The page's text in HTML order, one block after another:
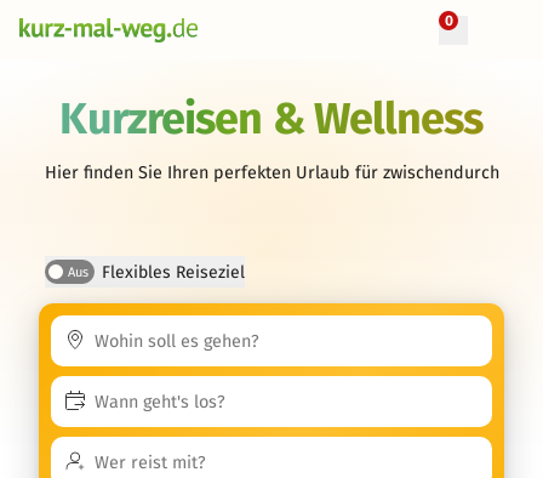
0
Kurzreisen & Wellness
Hier finden Sie Ihren perfekten Urlaub für zwischendurch
Aus Flexibles Reiseziel